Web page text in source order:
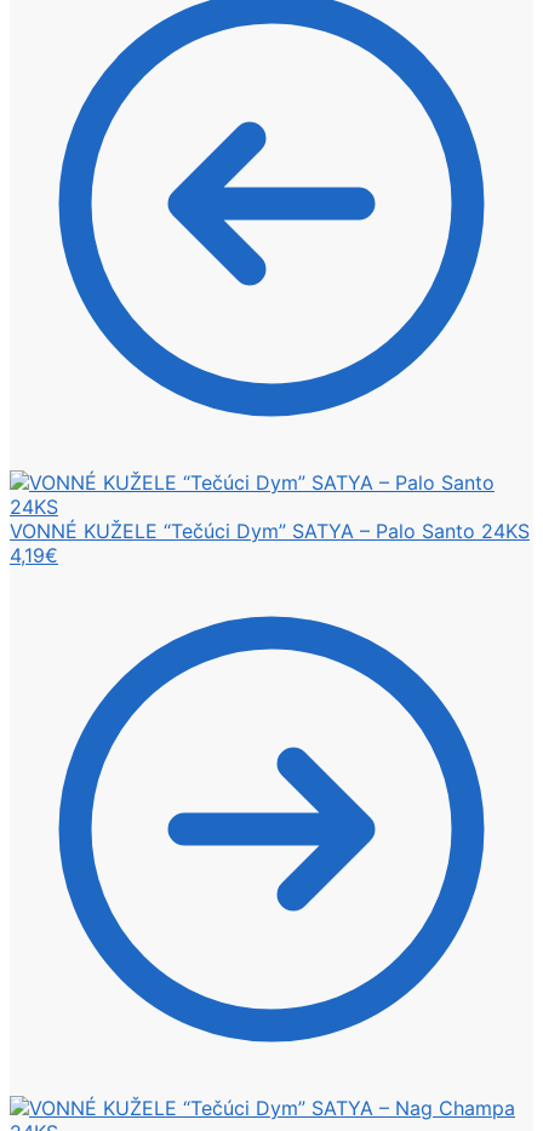
VONNÉ KUŽELE “Tečúci Dym” SATYA – Palo Santo 24KS
4,19€